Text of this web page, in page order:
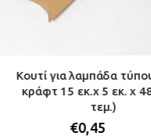
Κουτί για λαμπάδα
κράφτ 15 εκ.x 5 εκ. x
τεμ.)
€0,45